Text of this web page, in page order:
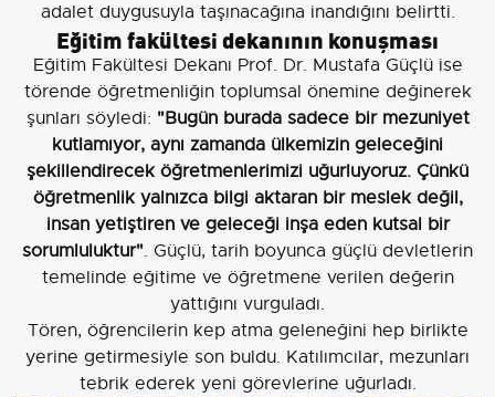
adalet duygusuyla taşınacağına inandığını belirtti.
Eğitim fakültesi dekanının konuşması
Eğitim Fakültesi Dekanı Prof. Dr. Mustafa Güçlü ise
törende öğretmenliğin toplumsal önemine değinerek
şunları söyledi: "Bugün burada sadece bir mezuniyet
kutlamıyor, aynı zamanda ülkemizin geleceğini
şekillendirecek öğretmenlerimizi uğurluyoruz. Çünkü
öğretmenlik yalnızca bilgi aktaran bir meslek değil,
insan yetiştiren ve geleceği inşa eden kutsal bir
sorumluluktur". Güçlü, tarih boyunca güçlü devletlerin
temelinde eğitime ve öğretmene verilen değerin
yattığını vurguladı.
Tören, öğrencilerin kep atma geleneğini hep birlikte
yerine getirmesiyle son buldu. Katılımcılar, mezunları
tebrik ederek yeni görevlerine uğurladı.